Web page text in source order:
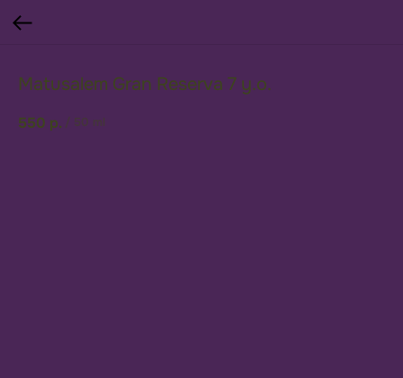
Matusalem Gran Reserva 7 y.o.
550 р. / 50 ml